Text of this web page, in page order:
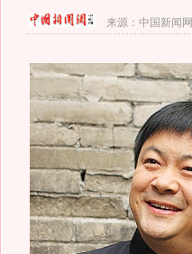
来源： 中国新闻网